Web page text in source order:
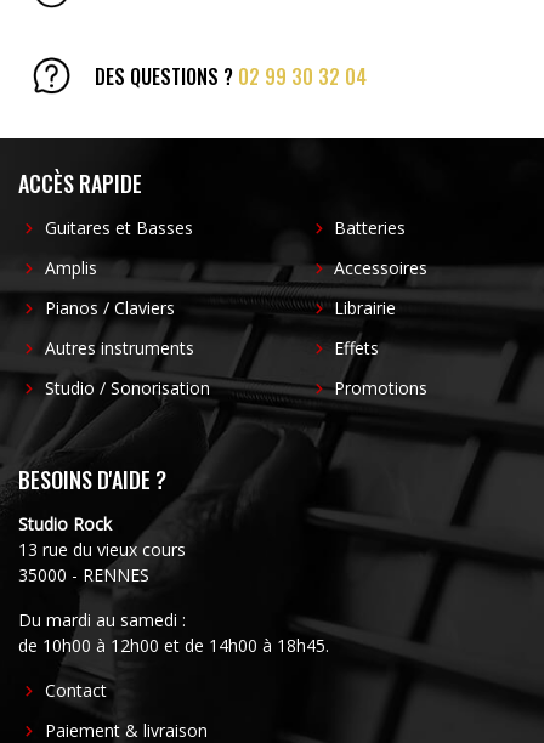
DES QUESTIONS ? 02 99 30 32 04
ACCÈS RAPIDE
Guitares et Basses
Amplis
Pianos / Claviers
Autres instruments
Studio / Sonorisation
Batteries
Accessoires
Librairie
Effets
Promotions
BESOINS D'AIDE ?
Studio Rock
13 rue du vieux cours
35000 - RENNES
Du mardi au samedi :
de 10h00 à 12h00 et de 14h00 à 18h45.
FOOTER
CENTER
Contact
Paiement & livraison